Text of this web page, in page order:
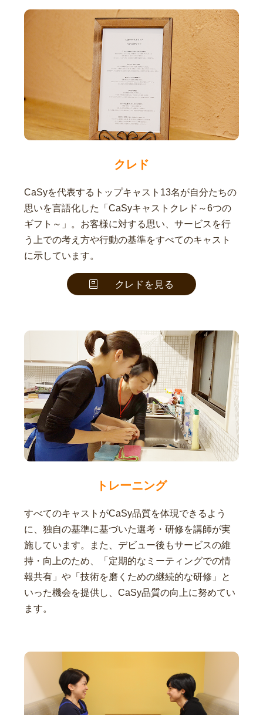
クレド
CaSyを代表するトップキャスト13名が自分たちの
思いを言語化した「CaSyキャストクレド～6つの
ギフト～」。お客様に対する思い、サービスを行
う上での考え方や行動の基準をすべてのキャスト
に示しています。
クレドを見る
トレーニング
すべてのキャストがCaSy品質を体現できるよう
に、独自の基準に基づいた選考・研修を講師が実
施しています。また、デビュー後もサービスの維
持・向上のため、「定期的なミーティングでの情
報共有」や「技術を磨くための継続的な研修」と
いった機会を提供し、CaSy品質の向上に努めてい
ます。